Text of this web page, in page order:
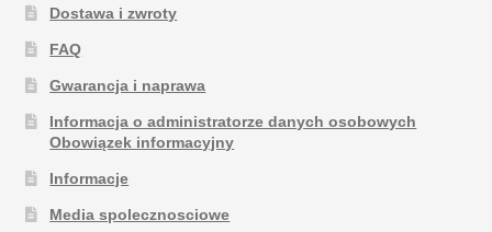
Dostawa i zwroty
FAQ
Gwarancja i naprawa
Informacja o administratorze danych osobowych
Obowiązek informacyjny
Informacje
Media spolecznosciowe